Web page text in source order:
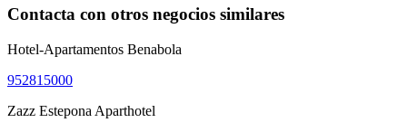
Contacta con otros negocios similares
Hotel-Apartamentos Benabola
952815000
Zazz Estepona Aparthotel